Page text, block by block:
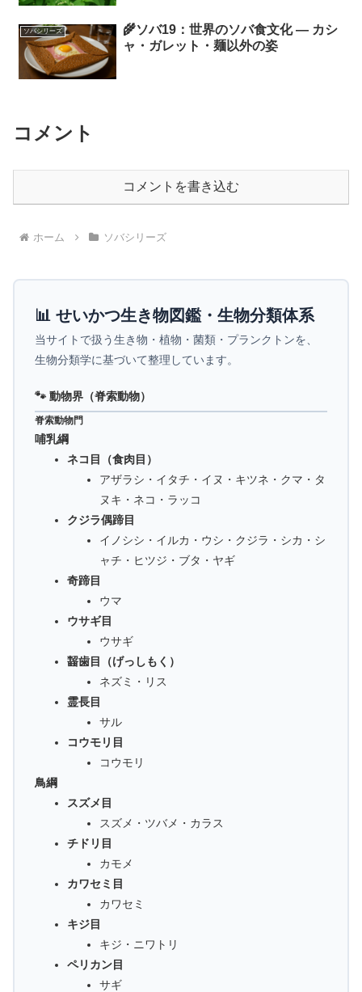
ソバシリーズ
🌾ソバ19：世界のソバ食文化 ― カシ
ャ・ガレット・麺以外の姿
コメント
コメントを書き込む
ホーム ソバシリーズ
📊 せいかつ生き物図鑑・生物分類体系
当サイトで扱う生き物・植物・菌類・プランクトンを、
生物分類学に基づいて整理しています。
🐾 動物界（脊索動物）
脊索動物門
哺乳綱
ネコ目（食肉目）
アザラシ・イタチ・イヌ・キツネ・クマ・タ
ヌキ・ネコ・ラッコ
クジラ偶蹄目
イノシシ・イルカ・ウシ・クジラ・シカ・シ
ャチ・ヒツジ・ブタ・ヤギ
奇蹄目
ウマ
ウサギ目
ウサギ
齧歯目（げっしもく）
ネズミ・リス
霊長目
サル
コウモリ目
コウモリ
鳥綱
スズメ目
スズメ・ツバメ・カラス
チドリ目
カモメ
カワセミ目
カワセミ
キジ目
キジ・ニワトリ
ペリカン目
サギ